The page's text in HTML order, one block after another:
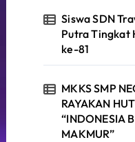
Siswa SDN
Putra Tingkat
ke-81
MKKS SMP
RAYAKAN
“INDONESIA
MAKMUR”